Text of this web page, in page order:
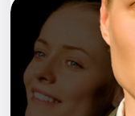
Выставки
Квесты
Экскурсии